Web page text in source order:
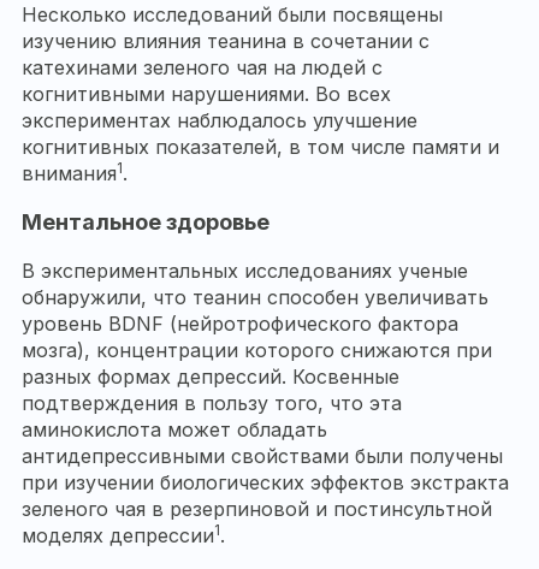
Несколько исследований были посвящены
изучению влияния теанина в сочетании с
катехинами зеленого чая на людей с
когнитивными нарушениями. Во всех
экспериментах наблюдалось улучшение
когнитивных показателей, в том числе памяти и
внимания1.
Ментальное здоровье
В экспериментальных исследованиях ученые
обнаружили, что теанин способен увеличивать
уровень BDNF (нейротрофического фактора
мозга), концентрации которого снижаются при
разных формах депрессий. Косвенные
подтверждения в пользу того, что эта
аминокислота может обладать
антидепрессивными свойствами были получены
при изучении биологических эффектов экстракта
зеленого чая в резерпиновой и постинсультной
моделях депрессии1.